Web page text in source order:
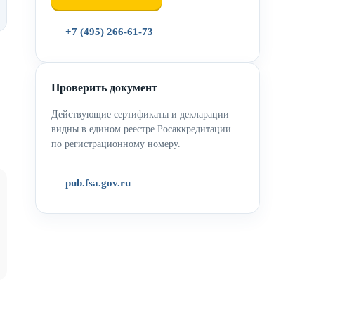
+7 (495) 266-61-73
Проверить документ
Действующие сертификаты и декларации
видны в едином реестре Росаккредитации
по регистрационному номеру.
pub.fsa.gov.ru